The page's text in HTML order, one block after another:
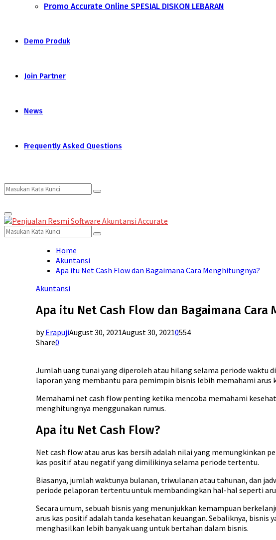
Promo Accurate Online SPESIAL DISKON LEBARAN
Demo Produk
Join Partner
News
Frequently Asked Questions
Search
for:
Search
Primary
Menu
Search
for:
Search
Home
Akuntansi
Apa itu Net Cash Flow dan Bagaimana Cara Menghitungnya?
Akuntansi
Apa itu Net Cash Flow dan Bagaimana Cara
byErapujiAugust 30, 2021August 30, 20210554
Share0
Jumlah uang tunai yang diperoleh atau hilang selama periode waktu
laporan yang membantu para pemimpin bisnis lebih memahami arus
Memahami net cash flow penting ketika mencoba memahami
menghitungnya menggunakan rumus.
Apa itu Net Cash Flow?
Net cash flow atau arus kas bersih adalah nilai yang memungkinkan
kas positif atau negatif yang dimilikinya selama periode tertentu.
Biasanya, jumlah waktunya bulanan, triwulanan atau tahunan, dan
periode pelaporan tertentu untuk membandingkan hal-hal seperti
Secara umum, sebuah bisnis yang menunjukkan kemampuan
arus kas positif adalah tanda kesehatan keuangan. Sebaliknya,
menghasilkan lebih banyak uang untuk bertahan dalam bisnis.